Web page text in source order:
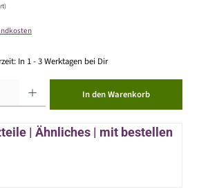
In 1 - 3 Werktagen bei Dir
In den Warenkorb
| Ähnliches | mit bestellen